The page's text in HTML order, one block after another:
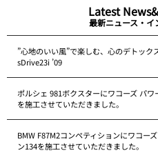
Latest
最新ニュース・
”心地のいい風”で楽しむ、心のデトッ
sDrive23i ’09
ポルシェ 981ボクスターにワコーズ パワ
を施工させていただきました。
BMW F87M2コンペティションにワコー
ン134を施工させていただきました。